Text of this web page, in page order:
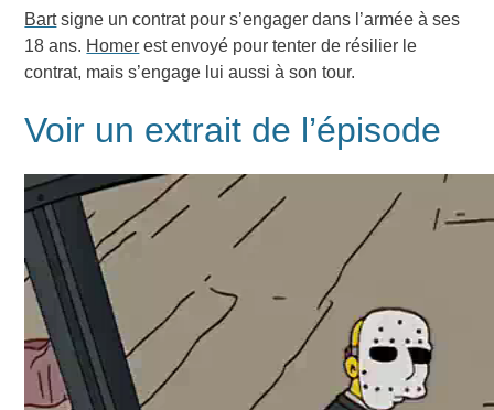
Bartsigne un contrat pour s’engager dans l’armée à ses
18 ans. Homer est envoyé pour tenter de résilier le
contrat, mais s’engage lui aussi à son tour.
Voir un extrait de l’épisode